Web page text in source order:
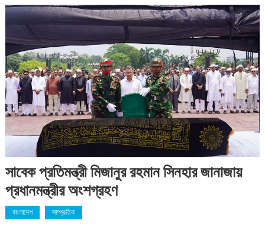
সাবেক প্রতিমন্ত্রী মিজানুর রহমান সিনহার জানাজায়
প্রধানমন্ত্রীর অংশগ্রহণ
বাংলাদেশ সাম্প্রতিক